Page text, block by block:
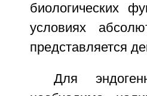
биологических
условиях
представляется
Для